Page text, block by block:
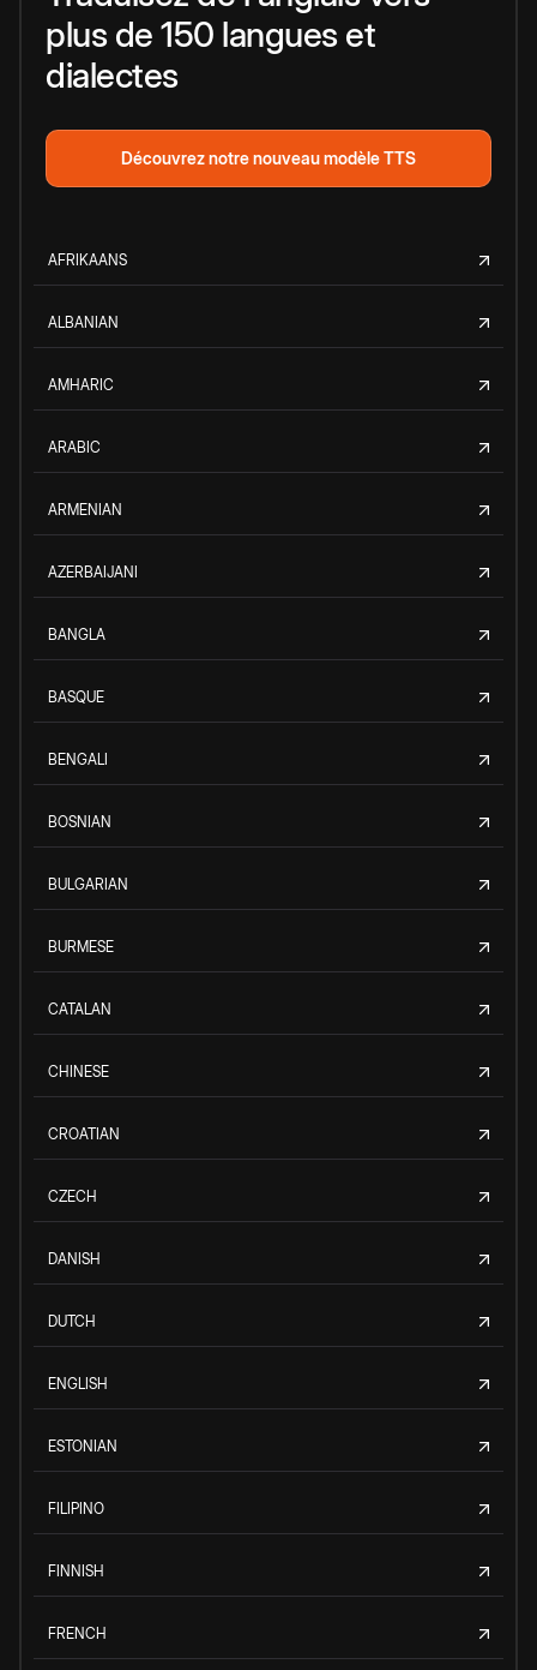
plus de 150 langues et
dialectes
Découvrez notre nouveau modèle TTS
AFRIKAANS
ALBANIAN
AMHARIC
ARABIC
ARMENIAN
AZERBAIJANI
BANGLA
BASQUE
BENGALI
BOSNIAN
BULGARIAN
BURMESE
CATALAN
CHINESE
CROATIAN
CZECH
DANISH
DUTCH
ENGLISH
ESTONIAN
FILIPINO
FINNISH
FRENCH